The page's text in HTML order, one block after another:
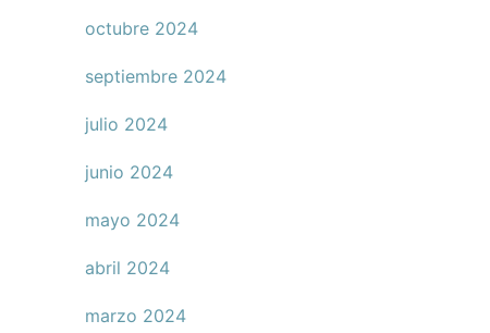
octubre 2024
septiembre 2024
julio 2024
junio 2024
mayo 2024
abril 2024
marzo 2024